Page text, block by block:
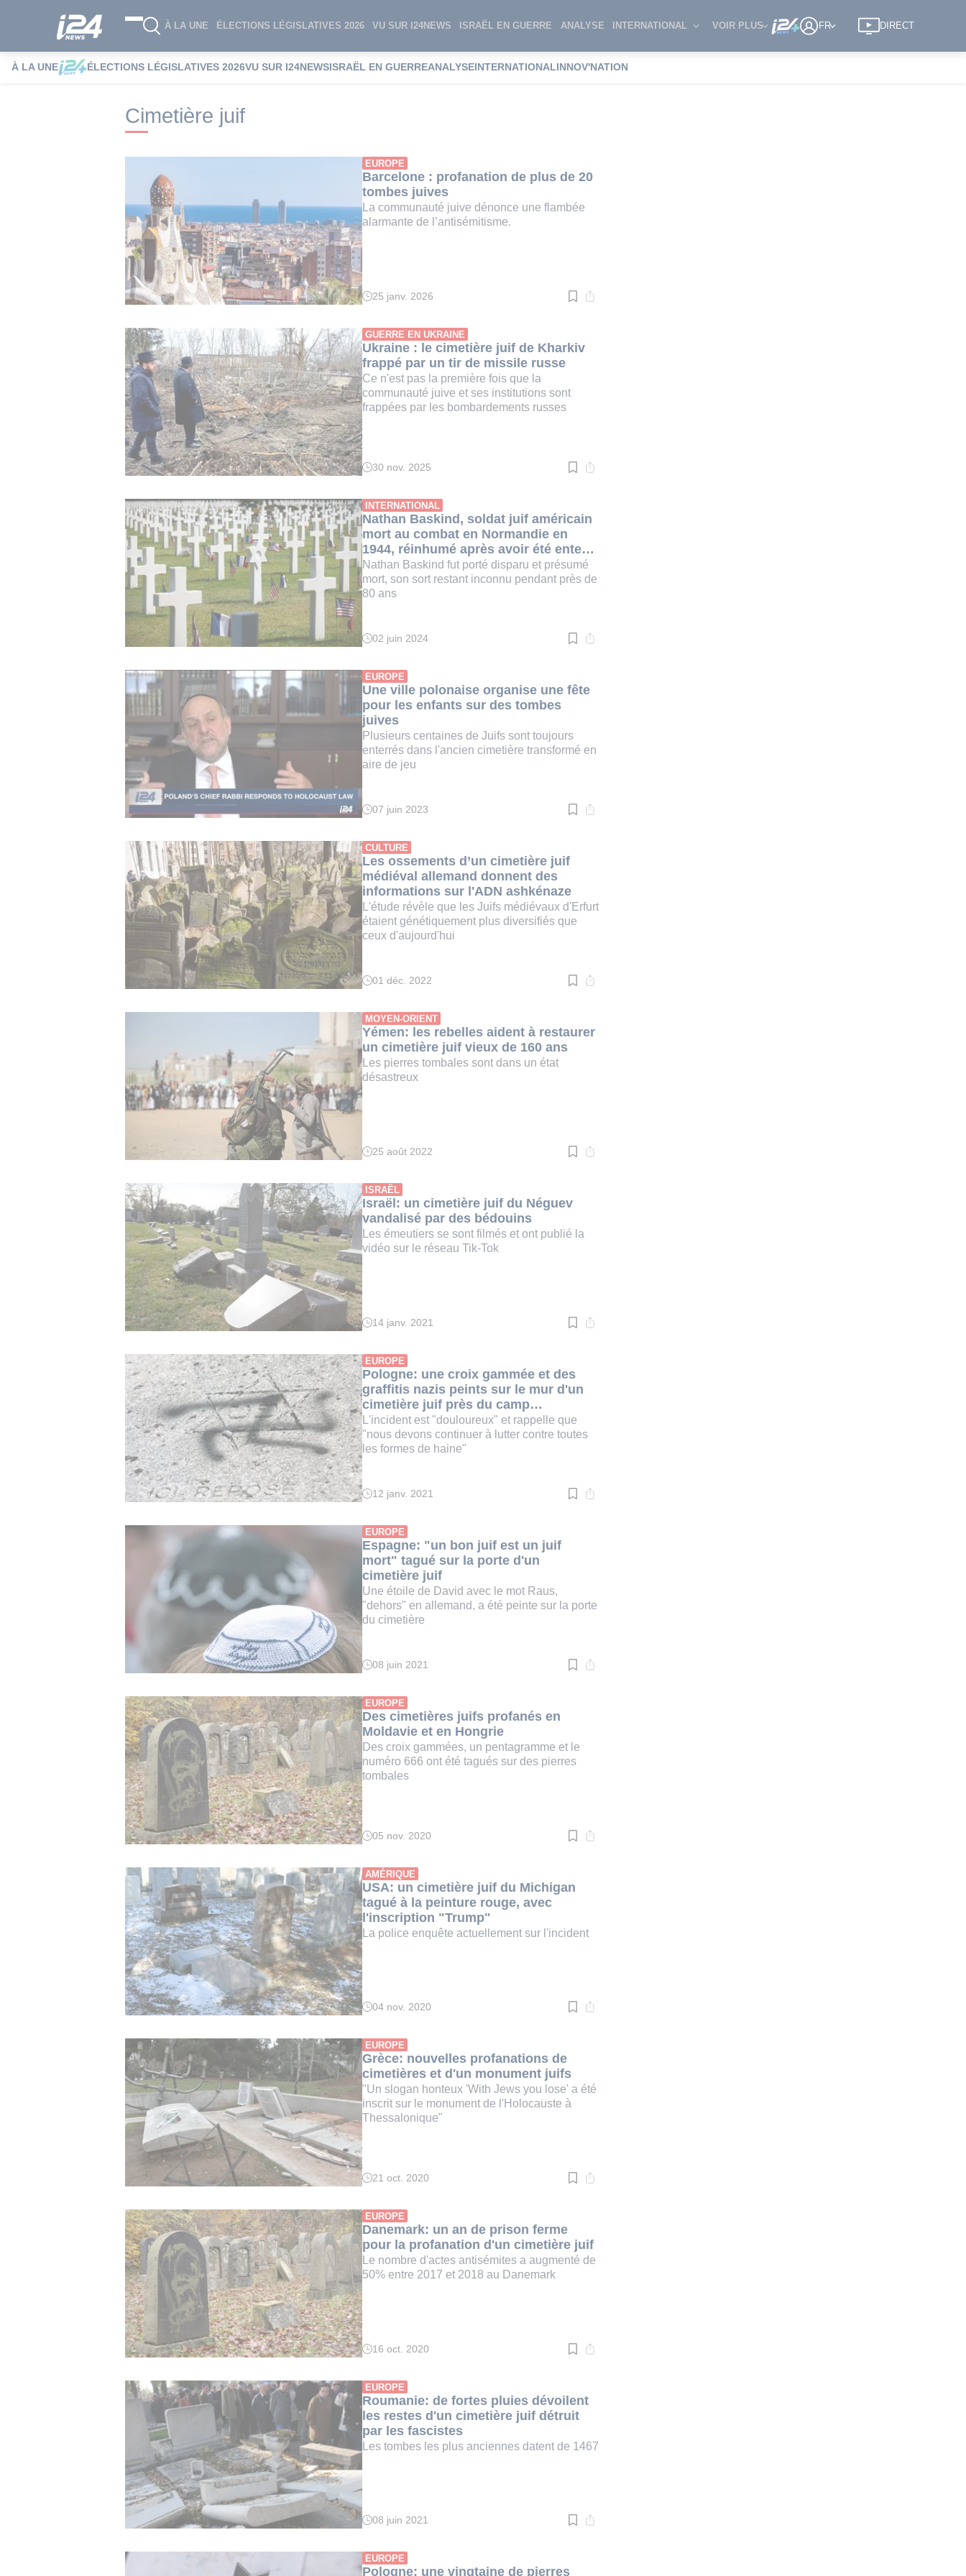
À LA UNE ÉLECTIONS LÉGISLATIVES 2026 VU SUR I24NEWS ISRAËL EN GUERRE ANALYSE INTERNATIONAL VOIR PLUS FR DIRECT
À LA UNE ÉLECTIONS LÉGISLATIVES 2026VU SUR I24NEWSISRAËL EN GUERREANALYSEINTERNATIONALINNOV'NATION
i24NEWS i24NEWS Tags index Cimetière juif
Cimetière juif
EUROPE
Barcelone : profanation de plus de 20
tombes juives
La communauté juive dénonce une flambée
alarmante de l’antisémitisme.
Temps
:
3
min.
25 janv. 2026
GUERRE EN UKRAINE
Ukraine : le cimetière juif de Kharkiv
frappé par un tir de missile russe
Ce n'est pas la première fois que la
communauté juive et ses institutions sont
frappées par les bombardements russes
Temps
:
2
min.
30 nov. 2025
INTERNATIONAL
Nathan Baskind, soldat juif américain
mort au combat en Normandie en
1944, réinhumé après avoir été enterré
avec des nazis
Nathan Baskind fut porté disparu et présumé
mort, son sort restant inconnu pendant près de
80 ans
Temps
:
3
min.
02 juin 2024
EUROPE
Une ville polonaise organise une fête
pour les enfants sur des tombes
juives
Plusieurs centaines de Juifs sont toujours
enterrés dans l'ancien cimetière transformé en
aire de jeu
Temps
:
3
min.
07 juin 2023
CULTURE
Les ossements d’un cimetière juif
médiéval allemand donnent des
informations sur l'ADN ashkénaze
L'étude révèle que les Juifs médiévaux d'Erfurt
étaient génétiquement plus diversifiés que
ceux d'aujourd'hui
Temps
:
3
min.
01 déc. 2022
MOYEN-ORIENT
Yémen: les rebelles aident à restaurer
un cimetière juif vieux de 160 ans
Les pierres tombales sont dans un état
désastreux
Temps
:
2
min.
25 août 2022
ISRAËL
Israël: un cimetière juif du Néguev
vandalisé par des bédouins
Les émeutiers se sont filmés et ont publié la
vidéo sur le réseau Tik-Tok
Temps
:
2
min.
14 janv. 2021
EUROPE
Pologne: une croix gammée et des
graffitis nazis peints sur le mur d'un
cimetière juif près du camp
d'Auschwitz
L'incident est "douloureux" et rappelle que
"nous devons continuer à lutter contre toutes
les formes de haine"
Temps
:
2
min.
12 janv. 2021
EUROPE
Espagne: "un bon juif est un juif
mort" tagué sur la porte d'un
cimetière juif
Une étoile de David avec le mot Raus,
"dehors" en allemand, a été peinte sur la porte
du cimetière
Temps
:
2
min.
08 juin 2021
EUROPE
Des cimetières juifs profanés en
Moldavie et en Hongrie
Des croix gammées, un pentagramme et le
numéro 666 ont été tagués sur des pierres
tombales
Temps
:
2
min.
05 nov. 2020
AMÉRIQUE
USA: un cimetière juif du Michigan
tagué à la peinture rouge, avec
l'inscription "Trump"
La police enquête actuellement sur l'incident
Temps
:
2
min.
04 nov. 2020
EUROPE
Grèce: nouvelles profanations de
cimetières et d'un monument juifs
"Un slogan honteux 'With Jews you lose' a été
inscrit sur le monument de l'Holocauste à
Thessalonique"
Temps
:
2
min.
21 oct. 2020
EUROPE
Danemark: un an de prison ferme
pour la profanation d'un cimetière juif
Le nombre d'actes antisémites a augmenté de
50% entre 2017 et 2018 au Danemark
Temps
:
2
min.
16 oct. 2020
EUROPE
Roumanie: de fortes pluies dévoilent
les restes d'un cimetière juif détruit
par les fascistes
Les tombes les plus anciennes datent de 1467
Temps
:
1
08 juin 2021
EUROPE
Pologne: une vingtaine de pierres